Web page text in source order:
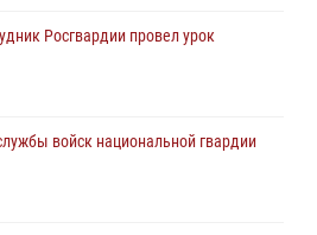
Росгвардии провел урок
войск национальной гвардии